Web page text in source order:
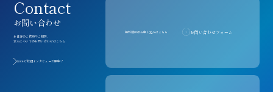
Contact
お問い合わせ
お仕事のご依頼やご相談、
求人についてのお問い合わせはこちら
noteで社員インタビュー公開中！
無料相談のお申し込みはこちら お問い合わせフォーム